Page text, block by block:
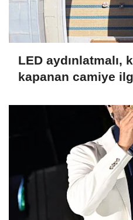
LED aydınlatmalı,
kapanan camiye